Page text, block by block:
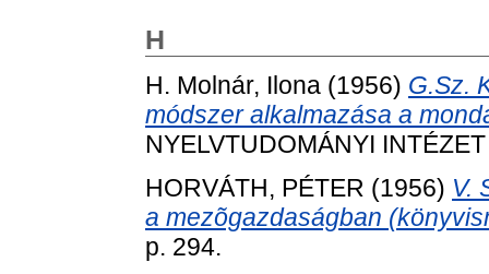
H
H. Molnár, Ilona (1956) G.Sz.
módszer alkalmazása a
NYELVTUDOMÁNYI
HORVÁTH, PÉTER (1956) V.
a mezõgazdaságban
p. 294.